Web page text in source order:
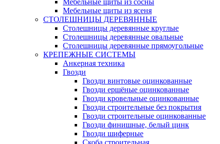
Мебельные щиты из сосны
Мебельные щиты из ясеня
СТОЛЕШНИЦЫ ДЕРЕВЯННЫЕ
Столешницы деревянные круглые
Столешницы деревянные овальные
Столешницы деревянные прямоугольные
КРЕПЕЖНЫЕ СИСТЕМЫ
Анкерная техника
Гвозди
Гвозди винтовые оцинкованные
Гвозди ершёные оцинкованные
Гвозди кровельные оцинкованные
Гвозди строительные без покрытия
Гвозди строительные оцинкованные
Гвозди финишные, белый цинк
Гвозди шиферные
Скоба строительная